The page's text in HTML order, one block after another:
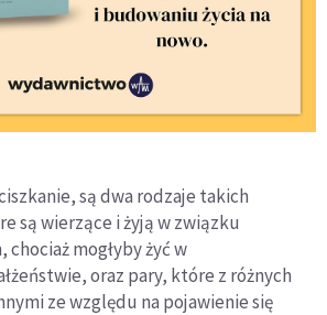
są dwa rodzaje takich
są wierzące i żyją w związku
mogłyby żyć w
oraz pary, które z różnych
ze względu na pojawienie się